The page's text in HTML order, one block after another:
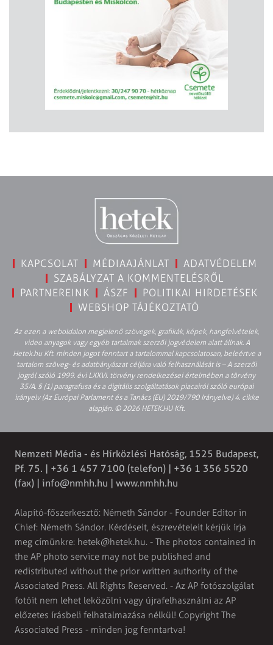
KAPCSOLAT MÉDIAAJÁNLAT
ADATVÉDELEM
SZABÁLYZAT A KOMMENTELÉSRŐL
PARTNEREINK
ÁSZF
POLITIKAI HIRDETÉSEK
WEBSHOP TÁJÉKOZTATÓ
Az ezen a weboldalon megjelenő szövegek, grafikák, képek, hangfelvételek,
video anyagok vagy egyéb tartalmak szerzői jogvédelem alatt állnak. A
Hetek.hu Kft. minden jogot fenntart a tartalommal kapcsolatosan, beleértve a
tartalom szöveg- és adatbányászat céljára való felhasználását is – A szerzői
jogról szóló 1999. évi LXXVI. törvény rendelkezései értelmében a törvény
35/A. § (1) paragrafusa és a digitális szolgáltatások piacairól szóló európai
irányelv (Az Európai Parlament és a Tanács (EU) 2019/790 Irányelve) 4. cikke
alapján. © 2026 HETEK.HU Kft.
Nemzeti Média - és Hírközlési Hatóság, 1525 Budapest,
Pf. 75. | +36 1 457 7100 (telefon) | +36 1 356 5520
(fax) | info@nmhh.hu | www.nmhh.hu
Alapító-főszerkesztő: Németh Sándor - Founder Editor in
Chief: Németh Sándor. Kérdéseit, észrevételeit kérjük írja
meg címünkre: hetek@hetek.hu. - The photos contained in
the AP photo service may not be published and
redistributed without the prior written authority of the
Associated Press. All Rights Reserved. - Az AP fotószolgálat
fotóit nem lehet leközölni vagy újrafelhasználni az AP
előzetes írásbeli felhatalmazása nélkül! Copyright The
Associated Press - minden jog fenntartva!